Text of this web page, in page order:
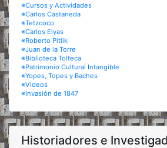
※Cursos y Actividades
※Carlos Castaneda
※Tetzcoco
※Carlos Elyas
※Roberto Pitlik
※Juan de la Torre
※Biblioteca Tolteca
※Patrimonio Cultural Intangible
※Yopes, Topes y Baches
※Videos
※Invasión de 1847
Historiadores e